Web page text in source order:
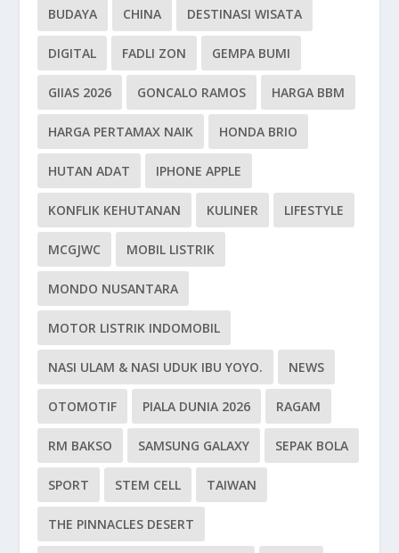
BUDAYA CHINA DESTINASI WISATA
DIGITAL FADLI ZON GEMPA BUMI
GIIAS 2026 GONCALO RAMOS HARGA BBM
HARGA PERTAMAX NAIK HONDA BRIO
HUTAN ADAT IPHONE APPLE
KONFLIK KEHUTANAN KULINER LIFESTYLE
MCGJWC MOBIL LISTRIK
MONDO NUSANTARA
MOTOR LISTRIK INDOMOBIL
NASI ULAM & NASI UDUK IBU YOYO. NEWS
OTOMOTIF PIALA DUNIA 2026 RAGAM
RM BAKSO SAMSUNG GALAXY SEPAK BOLA
SPORT STEM CELL TAIWAN
THE PINNACLES DESERT